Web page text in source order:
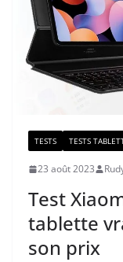
TESTS TESTS
23 août 2023
Test
tablette
son prix